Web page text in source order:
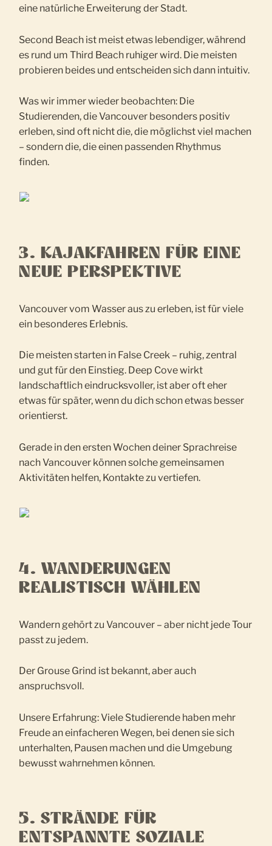
eine natürliche Erweiterung der Stadt.
Second Beach ist meist etwas lebendiger, während
es rund um Third Beach ruhiger wird. Die meisten
probieren beides und entscheiden sich dann intuitiv.
Was wir immer wieder beobachten: Die
Studierenden, die Vancouver besonders positiv
erleben, sind oft nicht die, die möglichst viel machen
– sondern die, die einen passenden Rhythmus
finden.
3. KAJAKFAHREN FÜR EINE
NEUE PERSPEKTIVE
Vancouver vom Wasser aus zu erleben, ist für viele
ein besonderes Erlebnis.
Die meisten starten in False Creek – ruhig, zentral
und gut für den Einstieg. Deep Cove wirkt
landschaftlich eindrucksvoller, ist aber oft eher
etwas für später, wenn du dich schon etwas besser
orientierst.
Gerade in den ersten Wochen deiner Sprachreise
nach Vancouver können solche gemeinsamen
Aktivitäten helfen, Kontakte zu vertiefen.
4. WANDERUNGEN
REALISTISCH WÄHLEN
Wandern gehört zu Vancouver – aber nicht jede Tour
passt zu jedem.
Der Grouse Grind ist bekannt, aber auch
anspruchsvoll.
Unsere Erfahrung: Viele Studierende haben mehr
Freude an einfacheren Wegen, bei denen sie sich
unterhalten, Pausen machen und die Umgebung
bewusst wahrnehmen können.
5. STRÄNDE FÜR
ENTSPANNTE SOZIALE